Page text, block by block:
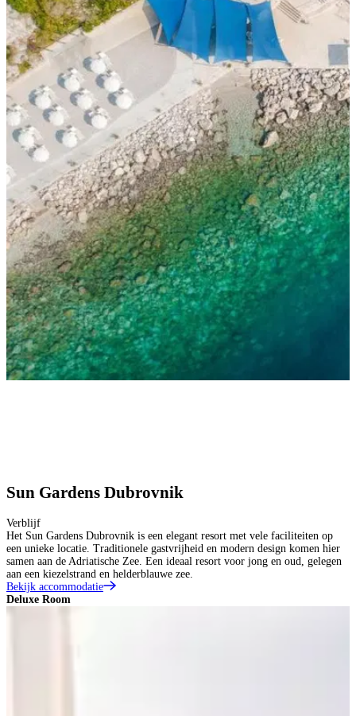
Sun Gardens Dubrovnik
Verblijf
Het Sun Gardens Dubrovnik is een elegant resort met vele faciliteiten op
een unieke locatie. Traditionele gastvrijheid en modern design komen hier
samen aan de Adriatische Zee. Een ideaal resort voor jong en oud, gelegen
aan een kiezelstrand en helderblauwe zee.
Bekijk accommodatie
Deluxe Room